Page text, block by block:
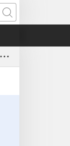
Претрага